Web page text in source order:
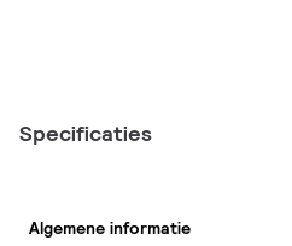
Specificaties
Algemene informatie